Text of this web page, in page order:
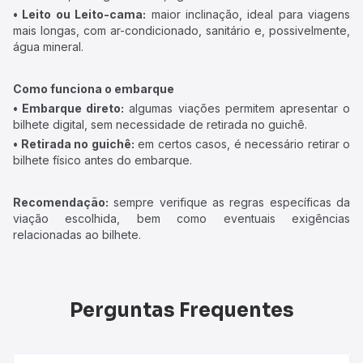
• Leito ou Leito-cama: maior inclinação, ideal para viagens
mais longas, com ar-condicionado, sanitário e, possivelmente,
água mineral.
Como funciona o embarque
• Embarque direto: algumas viações permitem apresentar o
bilhete digital, sem necessidade de retirada no guichê.
• Retirada no guichê: em certos casos, é necessário retirar o
bilhete físico antes do embarque.
Recomendação: sempre verifique as regras específicas da
viação escolhida, bem como eventuais exigências
relacionadas ao bilhete.
Perguntas Frequentes